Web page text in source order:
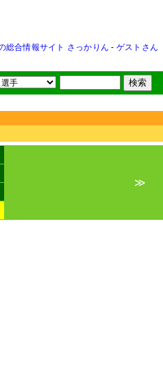
総合情報サイト さっかりん - ゲストさん
≫